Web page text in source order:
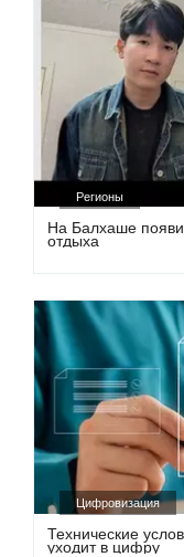
Регионы
На Балхаше
отдыха
Цифровизация
Технические
уходит в цифру